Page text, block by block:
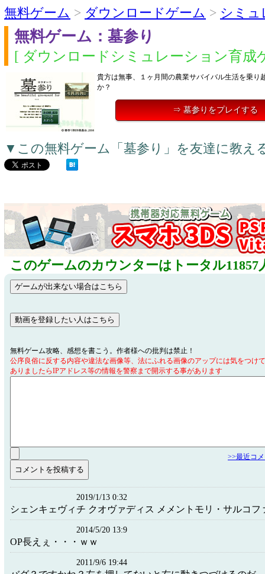
無料ゲーム > ダウンロードゲーム > シミュ
無料ゲーム：墓参り
[ ダウンロードシミュレーション育成
貴方は無事、１ヶ月間の農業サバイバル生活を乗り
か？
⇒ 墓参りをプレイする
▼この無料ゲーム「墓参り」を友達に教え
このゲームのカウンターはトータル11857
無料ゲーム攻略、感想を書こう。作者様への批判は禁止！
公序良俗に反する内容や違法な画像等、法にふれる画像のアップには気をつけ
ありましたらIPアドレス等の情報を警察まで開示する事があります
>>最近コ
2019/1/13 0:32
シェンキェヴィチ クオヴァディス メメントモリ・サルコフ
2014/5/20 13:9
OP長えぇ・・・ｗｗ
2011/9/6 19:44